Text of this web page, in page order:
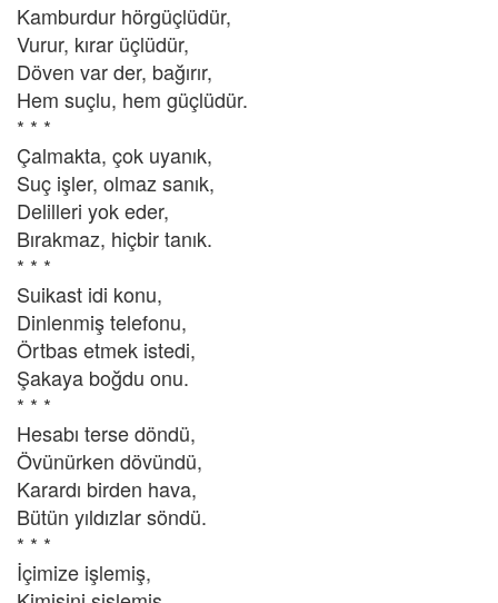
Kamburdur hörgüçlüdür,
Vurur, kırar üçlüdür,
Döven var der, bağırır,
Hem suçlu, hem güçlüdür.
* * *
Çalmakta, çok uyanık,
Suç işler, olmaz sanık,
Delilleri yok eder,
Bırakmaz, hiçbir tanık.
* * *
Suikast idi konu,
Dinlenmiş telefonu,
Örtbas etmek istedi,
Şakaya boğdu onu.
* * *
Hesabı terse döndü,
Övünürken dövündü,
Karardı birden hava,
Bütün yıldızlar söndü.
* * *
İçimize işlemiş,